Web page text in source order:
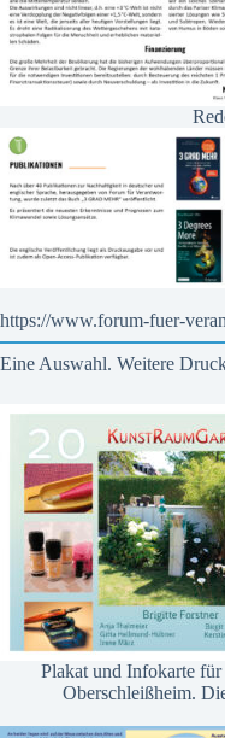
https://www.forum-fuer-
Eine Auswahl. Weitere
Plakat und Infokarte
Oberschleißheim.